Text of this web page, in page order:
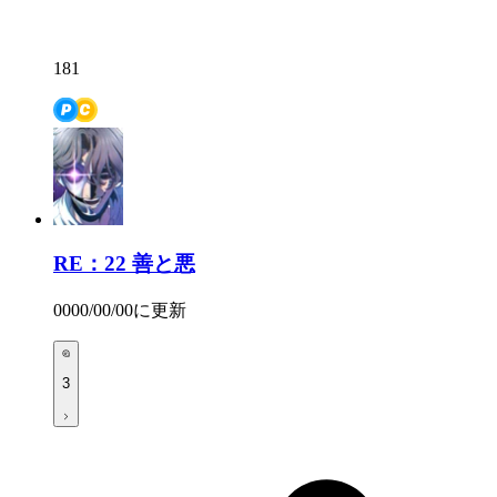
181
RE：22 善と悪
0000/00/00に更新
3